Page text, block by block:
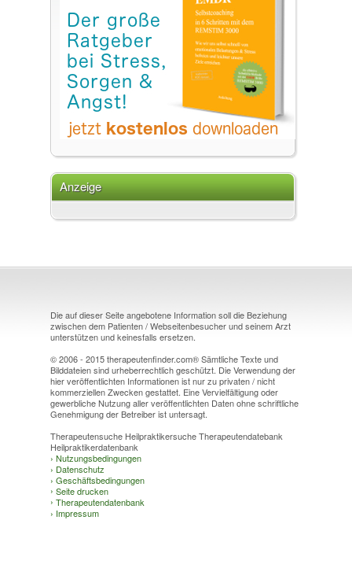
Anzeige
Die auf dieser Seite angebotene Information soll die Beziehung
zwischen dem Patienten / Webseitenbesucher und seinem Arzt
unterstützen und keinesfalls ersetzen.
© 2006 - 2015 therapeutenfinder.com® Sämtliche Texte und
Bilddateien sind urheberrechtlich geschützt. Die Verwendung der
hier veröffentlichten Informationen ist nur zu privaten / nicht
kommerziellen Zwecken gestattet. Eine Vervielfältigung oder
gewerbliche Nutzung aller veröffentlichten Daten ohne schriftliche
Genehmigung der Betreiber ist untersagt.
Therapeutensuche Heilpraktikersuche Therapeutendatebank
Heilpraktikerdatenbank
› Nutzungsbedingungen
› Datenschutz
› Geschäftsbedingungen
› Seite drucken
› Therapeutendatenbank
› Impressum